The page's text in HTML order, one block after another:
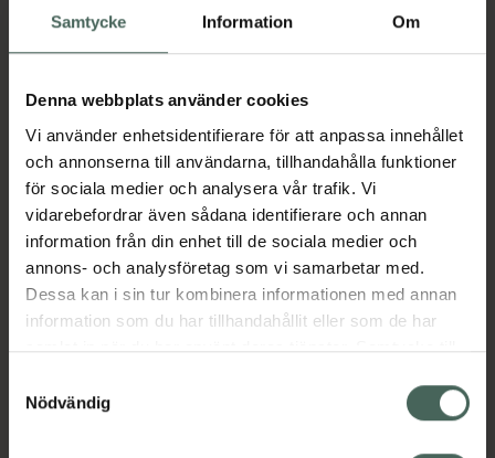
Samtycke Information Om
Denna webbplats använder cookies
Vi använder enhetsidentifierare för att anpassa innehållet
och annonserna till användarna, tillhandahålla funktioner
för sociala medier och analysera vår trafik. Vi
vidarebefordrar även sådana identifierare och annan
information från din enhet till de sociala medier och
annons- och analysföretag som vi samarbetar med.
Dessa kan i sin tur kombinera informationen med annan
information som du har tillhandahållit eller som de har
samlat in när du har använt deras tjänster. Samtycke till
återkalla ditt samtycke via webbplatsens
cookieinställningar. Ett återkallat samtycke påverkar inte
lagligheten av behandling som skett innan återkallelsen.
Nödvändig
Pris online
29,90 kr
Köp båda för:74,80 kr
Köp båda
Beskrivning Dölj
Esskas nagelvårdset är en fantastisk
startprodukt. Den innehåller allt du behöver
för att sköta om din baby/barns som
underbara fingrar. Nagelvårsetet innehåller en
sax, en fil och en nagelknippsare. En